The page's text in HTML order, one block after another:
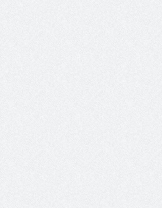
حوار يحمل جينات الوطن مع الأمير
مشعل بن عبد الله بن عبد العزيز